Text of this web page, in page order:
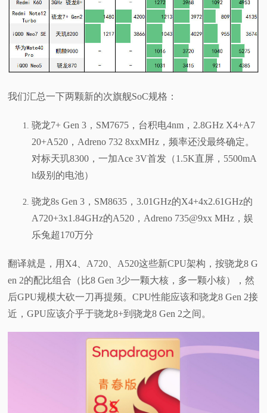
我们汇总一下两颗新的次旗舰SoC规格：
骁龙7+ Gen 3，SM7675，台积电4nm，2.8GHz X4+A7
20+A520，Adreno 732 8xxMHz，频率还没最终确定。
对标天玑8300，一加Ace 3V首发（1.5K直屏，5500mA
h级别的电池）
骁龙8s Gen 3，SM8635，3.01GHz的X4+4x2.61GHz的
A720+3x1.84GHz的A520，Adreno 735@9xx MHz，娱
乐兔超170万分
翻译就是，用X4、A720、A520这些新CPU架构，按骁龙8 G
en 2的配比组合（比8 Gen 3少一颗大核，多一颗小核），然
后GPU规模大砍一刀再提频。CPU性能应该和骁龙8 Gen 2接
近，GPU应该介乎于骁龙8+到骁龙8 Gen 2之间。